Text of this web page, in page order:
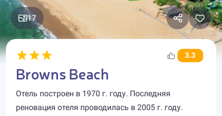
17
3.3
Browns Beach
Отель построен в 1970 г. году. Последняя
реновация отеля проводилась в 2005 г. году.